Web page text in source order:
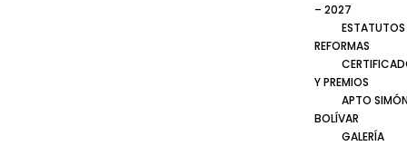
– 2027
ESTATUTOS
REFORMAS
Y PREMIOS
APTO
BOLÍVAR
GALERÍA